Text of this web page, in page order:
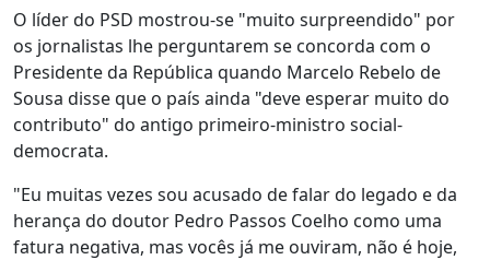
O líder do PSD mostrou-se "muito surpreendido" por
os jornalistas lhe perguntarem se concorda com o
Presidente da República quando Marcelo Rebelo de
Sousa disse que o país ainda "deve esperar muito do
contributo" do antigo primeiro-ministro social-
democrata.
"Eu muitas vezes sou acusado de falar do legado e da
herança do doutor Pedro Passos Coelho como uma
fatura negativa, mas vocês já me ouviram, não é hoje,